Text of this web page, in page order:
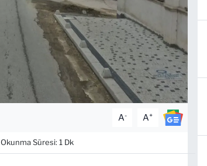
A- A+
Okunma Süresi: 1 Dk